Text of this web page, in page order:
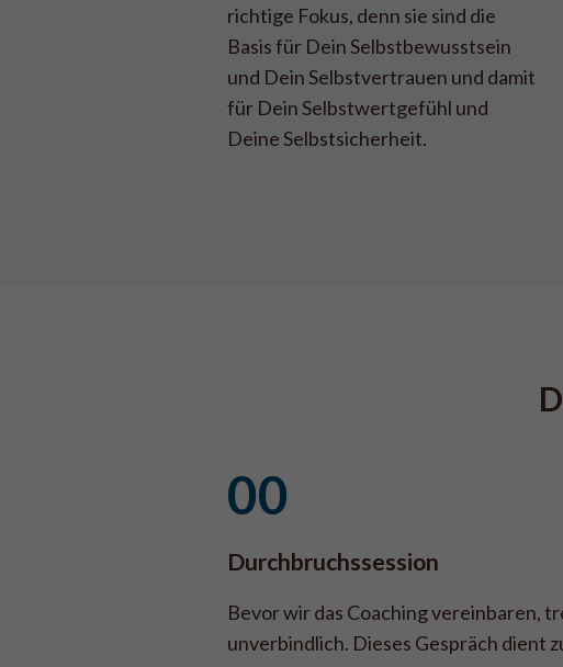
richtige Fokus, denn sie sind die
Basis für Dein Selbstbewusstsein
und Dein Selbstvertrauen und damit
für Dein Selbstwertgefühl und
Deine Selbstsicherheit.
00
Durchbruchssession
Bevor wir das Coaching vereinbaren,
unverbindlich. Dieses Gespräch dient